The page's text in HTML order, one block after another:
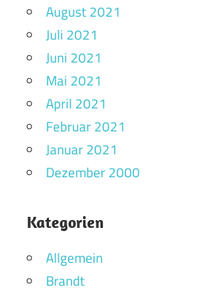
August 2021
Juli 2021
Juni 2021
Mai 2021
April 2021
Februar 2021
Januar 2021
Dezember 2000
Kategorien
Allgemein
Brandt